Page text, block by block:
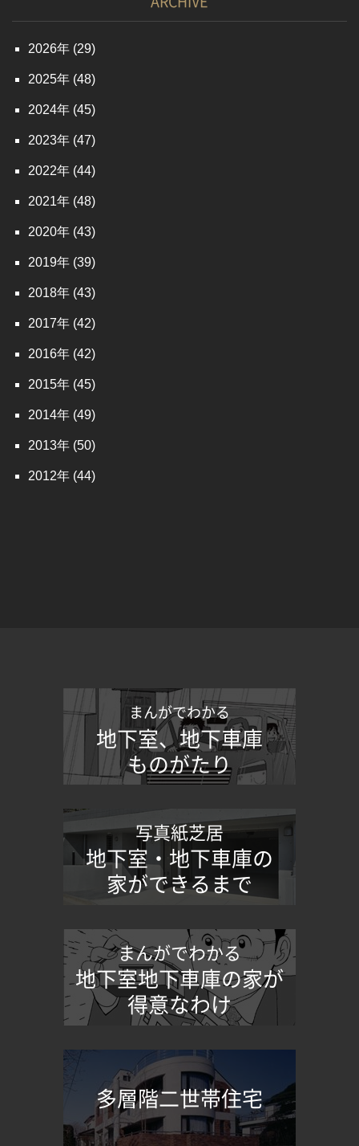
2026 (29)
2025 (48)
2024 (45)
2023 (47)
2022 (44)
2021 (48)
2020 (43)
2019 (39)
2018 (43)
2017 (42)
2016 (42)
2015 (45)
2014 (49)
2013 (50)
2012 (44)
まんがでわかる
地下室、地下車庫
ものがたり
写真紙芝居
地下室・地下車庫の
家ができるまで
まんがでわかる
地下室地下車庫の家が
得意なわけ
多層階二世帯住宅